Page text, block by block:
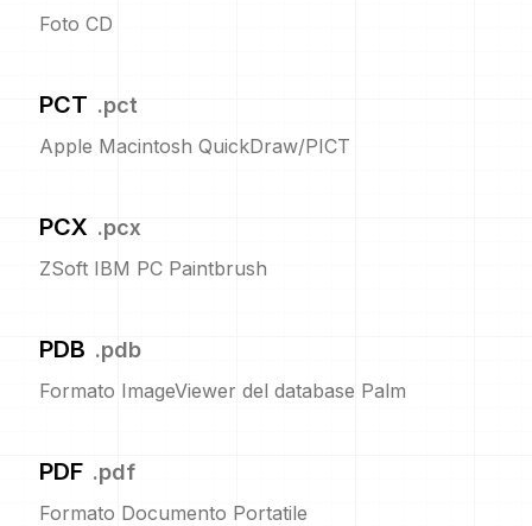
Foto CD
PCT .pct
Apple Macintosh QuickDraw/PICT
PCX .pcx
ZSoft IBM PC Paintbrush
PDB .pdb
Formato ImageViewer del database Palm
PDF .pdf
Formato Documento Portatile